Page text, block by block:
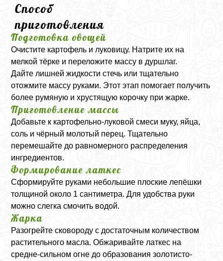
Способ
приготовления
Подготовка овощей
Очистите картофель и луковицу. Натрите их на
мелкой тёрке и переложите массу в дуршлаг.
Дайте лишней жидкости стечь или тщательно
отожмите массу руками. Этот этап помогает получить
более румяную и хрустящую корочку при жарке.
Приготовление массы
Добавьте к картофельно-луковой смеси муку, яйца,
соль и чёрный молотый перец. Тщательно
перемешайте до равномерного распределения
ингредиентов.
Формирование латкес
Сформируйте руками небольшие плоские лепёшки
толщиной около 1 сантиметра. Для удобства руки
можно слегка смочить водой.
Жарка
Разогрейте сковороду с достаточным количеством
растительного масла. Обжаривайте латкес на
средне-сильном огне до образования золотисто-